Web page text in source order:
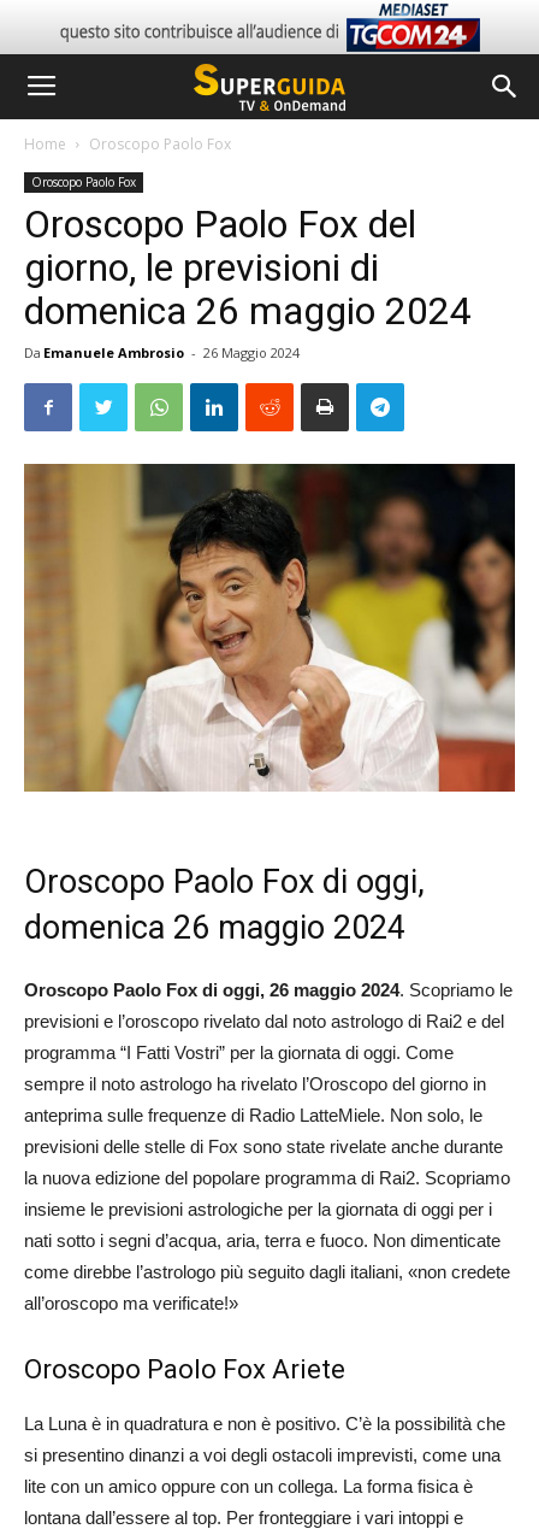
Home Oroscopo Paolo Fox
Oroscopo Paolo Fox
Oroscopo Paolo Fox del
giorno, le previsioni di
domenica 26 maggio 2024
Da Emanuele Ambrosio - 26 Maggio 2024
Oroscopo Paolo Fox di oggi,
domenica 26 maggio 2024
Oroscopo Paolo Fox di oggi, 26 maggio 2024. Scopriamo le
previsioni e l’oroscopo rivelato dal noto astrologo di Rai2 e del
programma “I Fatti Vostri” per la giornata di oggi. Come
sempre il noto astrologo ha rivelato l’Oroscopo del giorno in
anteprima sulle frequenze di Radio LatteMiele. Non solo, le
previsioni delle stelle di Fox sono state rivelate anche durante
la nuova edizione del popolare programma di Rai2. Scopriamo
insieme le previsioni astrologiche per la giornata di oggi per i
nati sotto i segni d’acqua, aria, terra e fuoco. Non dimenticate
come direbbe l’astrologo più seguito dagli italiani, «non credete
all’oroscopo ma verificate!»
Oroscopo Paolo Fox Ariete
La Luna è in quadratura e non è positivo. C’è la possibilità che
si presentino dinanzi a voi degli ostacoli imprevisti, come una
lite con un amico oppure con un collega. La forma fisica è
lontana dall’essere al top. Per fronteggiare i vari intoppi e